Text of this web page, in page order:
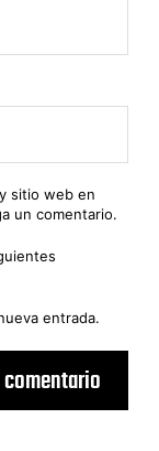
sitio web en
un comentario.
entrada.